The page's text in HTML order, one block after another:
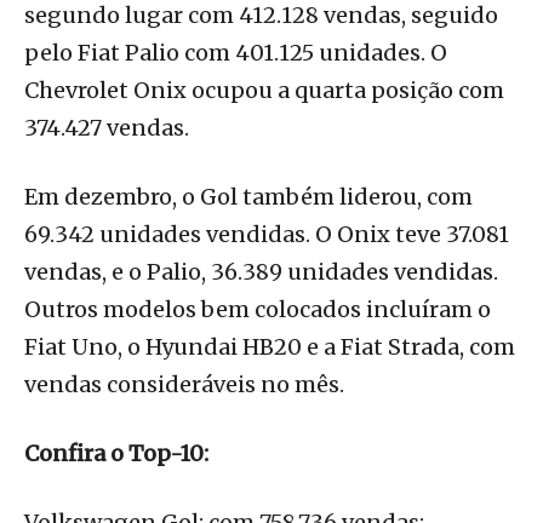
segundo lugar com 412.128 vendas, seguido
pelo Fiat Palio com 401.125 unidades. O
Chevrolet Onix ocupou a quarta posição com
374.427 vendas.
Em dezembro, o Gol também liderou, com
69.342 unidades vendidas. O Onix teve 37.081
vendas, e o Palio, 36.389 unidades vendidas.
Outros modelos bem colocados incluíram o
Fiat Uno, o Hyundai HB20 e a Fiat Strada, com
vendas consideráveis no mês.
Confira o Top-10: